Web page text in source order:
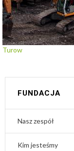
Turow
FUNDACJA
Nasz zespół
Kim jesteśmy